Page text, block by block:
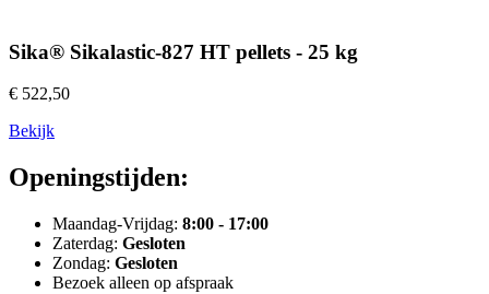
Sika® Sikalastic-827 HT pellets - 25 kg
€ 522,50
Bekijk
Openingstijden:
Maandag-Vrijdag: 8:00 - 17:00
Zaterdag: Gesloten
Zondag: Gesloten
Bezoek alleen op afspraak